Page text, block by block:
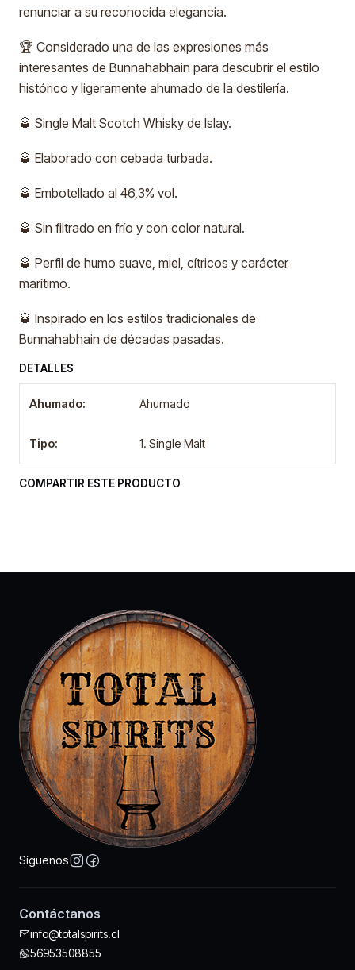
renunciar a su reconocida elegancia.
🏆 Considerado una de las expresiones más
interesantes de Bunnahabhain para descubrir el estilo
histórico y ligeramente ahumado de la destilería.
🥃 Single Malt Scotch Whisky de Islay.
🥃 Elaborado con cebada turbada.
🥃 Embotellado al 46,3% vol.
🥃 Sin filtrado en frío y con color natural.
🥃 Perfil de humo suave, miel, cítricos y carácter
marítimo.
🥃 Inspirado en los estilos tradicionales de
Bunnahabhain de décadas pasadas.
DETALLES
Ahumado: Ahumado
Tipo: 1. Single Malt
COMPARTIR ESTE PRODUCTO
Síguenos
Contáctanos
info@totalspirits.cl
56953508855